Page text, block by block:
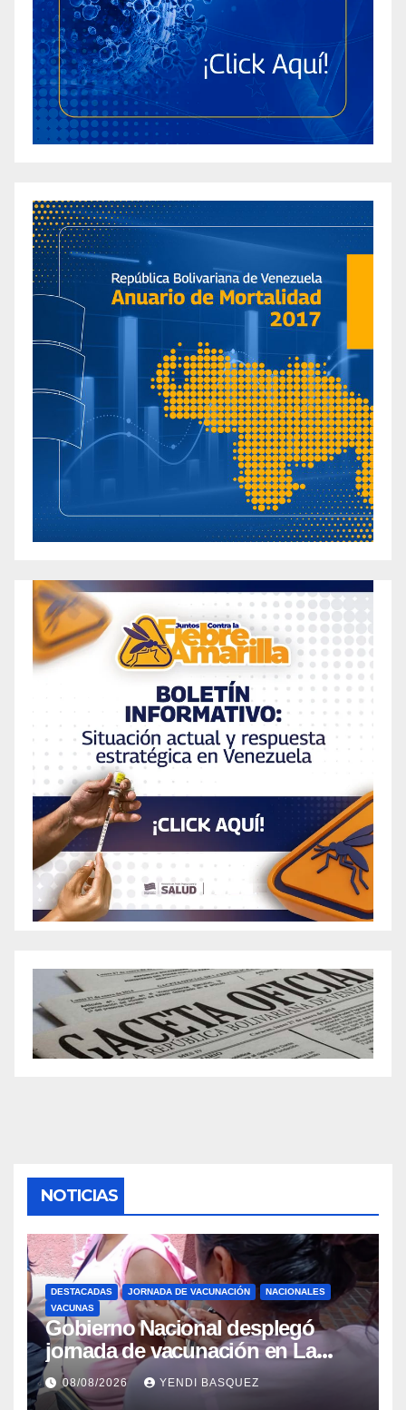
NOTICIAS
DESTACADAS JORNADA DE VACUNACIÓN
NACIONALES
VACUNAS
Gobierno Nacional desplegó
jornada de vacunación en La
Guaira para garantizar protección
epidemiológica
08/08/2026 YENDI BASQUEZ